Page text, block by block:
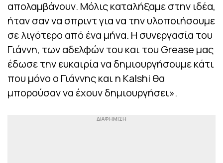
απολαμβάνουν. Μόλις καταλήξαμε στην ιδέα,
ήταν σαν να σπριντ για να την υλοποιήσουμε
σε λιγότερο από ένα μήνα. Η συνεργασία του
Γιάννη, των αδελφών του και του Grease μας
έδωσε την ευκαιρία να δημιουργήσουμε κάτι
που μόνο ο Γιάννης και η Kalshi θα
μπορούσαν να έχουν δημιουργήσει».